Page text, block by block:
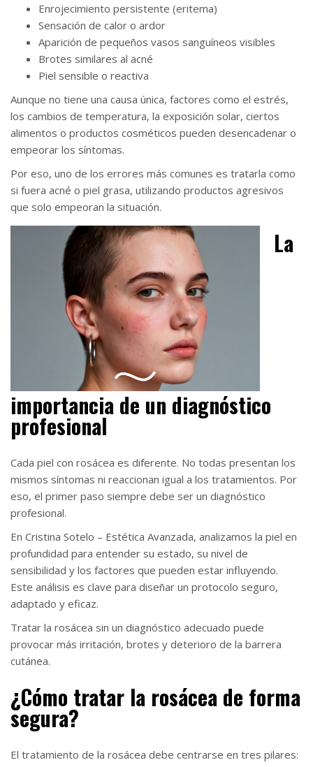
Enrojecimiento persistente (eritema)
Sensación de calor o ardor
Aparición de pequeños vasos sanguíneos visibles
Brotes similares al acné
Piel sensible o reactiva
Aunque no tiene una causa única, factores como el estrés,
los cambios de temperatura, la exposición solar, ciertos
alimentos o productos cosméticos pueden desencadenar o
empeorar los síntomas.
Por eso, uno de los errores más comunes es tratarla como
si fuera acné o piel grasa, utilizando productos agresivos
que solo empeoran la situación.
La
importancia de un diagnóstico
profesional
Cada piel con rosácea es diferente. No todas presentan los
mismos síntomas ni reaccionan igual a los tratamientos. Por
eso, el primer paso siempre debe ser un diagnóstico
profesional.
En Cristina Sotelo – Estética Avanzada, analizamos la piel en
profundidad para entender su estado, su nivel de
sensibilidad y los factores que pueden estar influyendo.
Este análisis es clave para diseñar un protocolo seguro,
adaptado y eficaz.
Tratar la rosácea sin un diagnóstico adecuado puede
provocar más irritación, brotes y deterioro de la barrera
cutánea.
¿Cómo tratar la rosácea de forma
segura?
El tratamiento de la rosácea debe centrarse en tres pilares: